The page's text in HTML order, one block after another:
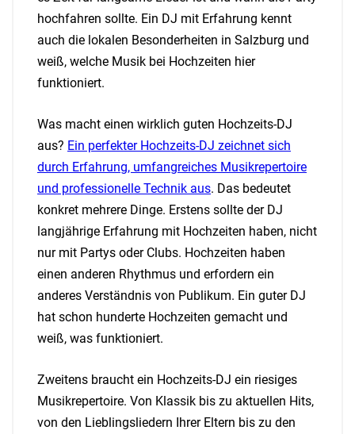
hochfahren sollte. Ein DJ mit Erfahrung kennt
auch die lokalen Besonderheiten in Salzburg und
weiß, welche Musik bei Hochzeiten hier
funktioniert.
Was macht einen wirklich guten Hochzeits-DJ
aus? Ein perfekter Hochzeits-DJ zeichnet sich
durch Erfahrung, umfangreiches Musikrepertoire
und professionelle Technik aus. Das bedeutet
konkret mehrere Dinge. Erstens sollte der DJ
langjährige Erfahrung mit Hochzeiten haben, nicht
nur mit Partys oder Clubs. Hochzeiten haben
einen anderen Rhythmus und erfordern ein
anderes Verständnis von Publikum. Ein guter DJ
hat schon hunderte Hochzeiten gemacht und
weiß, was funktioniert.
Zweitens braucht ein Hochzeits-DJ ein riesiges
Musikrepertoire. Von Klassik bis zu aktuellen Hits,
von den Lieblingsliedern Ihrer Eltern bis zu den